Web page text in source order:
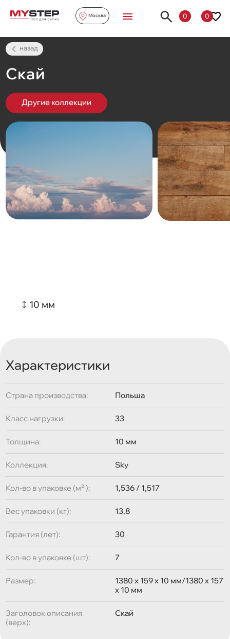
Москва 0 0
назад
Скай
Другие коллекции
10 мм
Характеристики
Страна производства: Польша
Класс нагрузки: 33
Толщина: 10 мм
Коллекция: Sky
Кол-во в упаковке (м² ): 1,536 / 1,517
Вес упаковки (кг): 13,8
Гарантия (лет): 30
Кол-во в упаковке (шт): 7
Размер:
1380 x 159 x 10 мм/1380 x 157
x 10 мм
Заголовок описания
(верх):
Скай